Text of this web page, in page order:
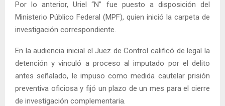
Por lo anterior, Uriel “N” fue puesto a disposición del
Ministerio Público Federal (MPF), quien inició la carpeta de
investigación correspondiente.
En la audiencia inicial el Juez de Control calificó de legal la
detención y vinculó a proceso al imputado por el delito
antes señalado, le impuso como medida cautelar prisión
preventiva oficiosa y fijó un plazo de un mes para el cierre
de investigación complementaria.